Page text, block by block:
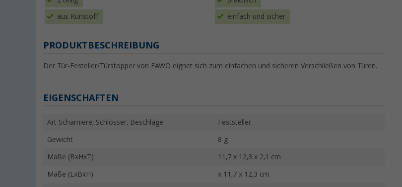
aus Kunstoff einfach und sicher
PRODUKTBESCHREIBUNG
Der Tür-Festeller/Türstopper von FAWO eignet sich zum einfachen und sicheren Verschließen von Türen.
EIGENSCHAFTEN
Art Scharniere, Schlösser, Beschläge Feststeller
Gewicht 8 g
Maße (BxHxT) 11,7 x 12,3 x 2,1 cm
Maße (LxBxH) x 11,7 x 12,3 cm